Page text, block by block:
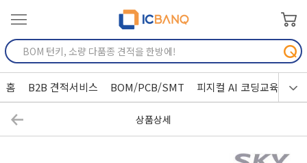
홈 B2B 견적서비스 BOM/PCB/SMT 피지컬 AI 코딩교육
상품상세